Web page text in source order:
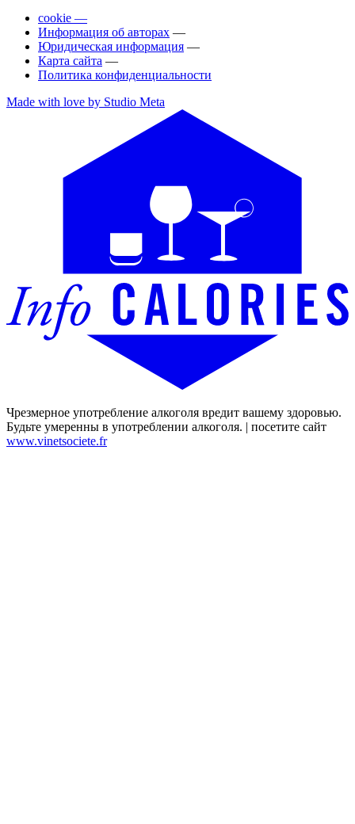
cookie —
Информация об авторах —
Юридическая информация —
Карта сайта —
Политика конфиденциальности
Made with love by Studio Meta
Чрезмерное употребление алкоголя вредит вашему здоровью.
Будьте умеренны в употреблении алкоголя. | посетите сайт
www.vinetsociete.fr